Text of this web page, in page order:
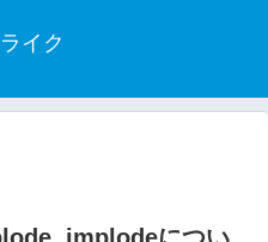
イク